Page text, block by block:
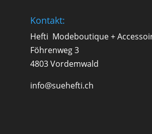
Kontakt:
Hefti Modeboutique +
Föhrenweg 3
4803 Vordemwald
info@suehefti.ch